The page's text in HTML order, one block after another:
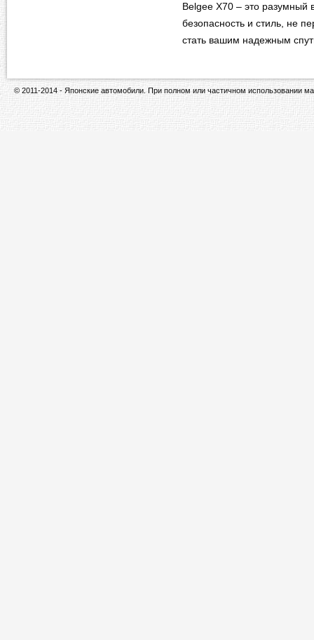
Belgee X70 – это разумный
безопасность и стиль, не
стать вашим надежным
© 2011-2014 - Японские автомобили. При полном или частичном использовании